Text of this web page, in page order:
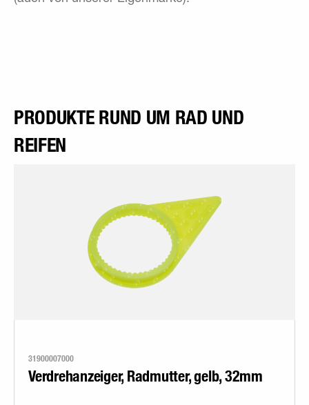
PRODUKTE RUND UM RAD UND
REIFEN
31900007000
Verdrehanzeiger, Radmutter, gelb, 32mm